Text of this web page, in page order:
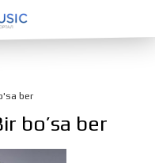
ber
bo’sa ber